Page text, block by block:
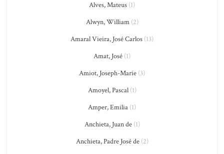
Alves, Mateus (1)
Alwyn, William(2)
Amaral Vieira, José Carlos (13)
Amat, José (1)
Amiot, Joseph-Marie (3)
Amoyel, Pascal(1)
Amper, Emilia (1)
Anchieta, Juan de(1)
Anchieta, Padre José de(2)